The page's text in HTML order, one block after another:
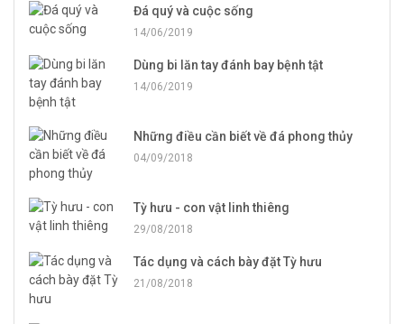
Đá quý và cuộc sống
14/06/2019
Dùng bi lăn tay đánh bay bệnh tật
14/06/2019
Những điều cần biết về đá phong thủy
04/09/2018
Tỳ hưu - con vật linh thiêng
29/08/2018
Tác dụng và cách bày đặt Tỳ hưu
21/08/2018